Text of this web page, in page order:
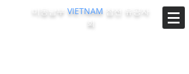
미동남부 VIETNAM 참전 유공자
회